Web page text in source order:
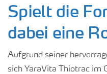
Spielt die
dabei eine
Aufgrund seiner
sich YaraVita Thiotrac im